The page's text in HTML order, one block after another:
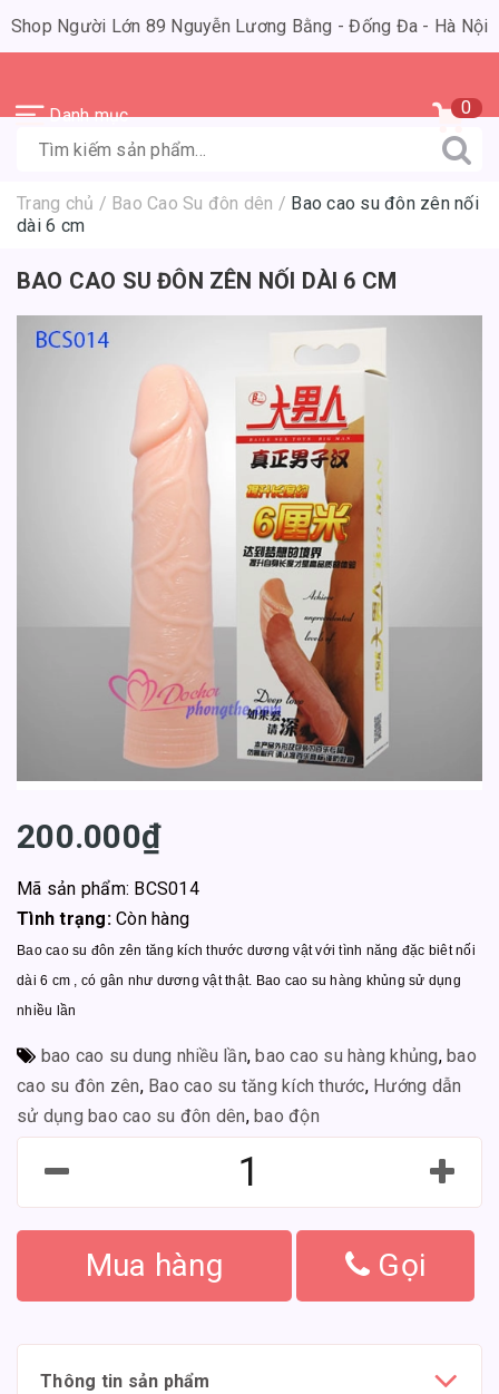
Shop Người Lớn 89 Nguyễn Lương Bằng - Đống Đa - Hà Nội
Danh mục 0
Trang chủ / Bao Cao Su đôn dên / Bao cao su đôn zên nối
dài 6 cm
BAO CAO SU ĐÔN ZÊN NỐI DÀI 6 CM
200.000₫
Mã sản phẩm: BCS014
Tình trạng: Còn hàng
Bao cao su đôn zên tăng kích thước dương vật với tình năng đặc biêt nối
dài 6 cm , có gân như dương vật thật. Bao cao su hàng khủng sử dụng
nhiều lần
bao cao su dung nhiều lần,bao cao su hàng khủng, bao
cao su đôn zên, Bao cao su tăng kích thước, Hướng dẫn
sử dụng bao cao su đôn dên, bao độn
Mua hàng Gọi
Thông tin sản phẩm